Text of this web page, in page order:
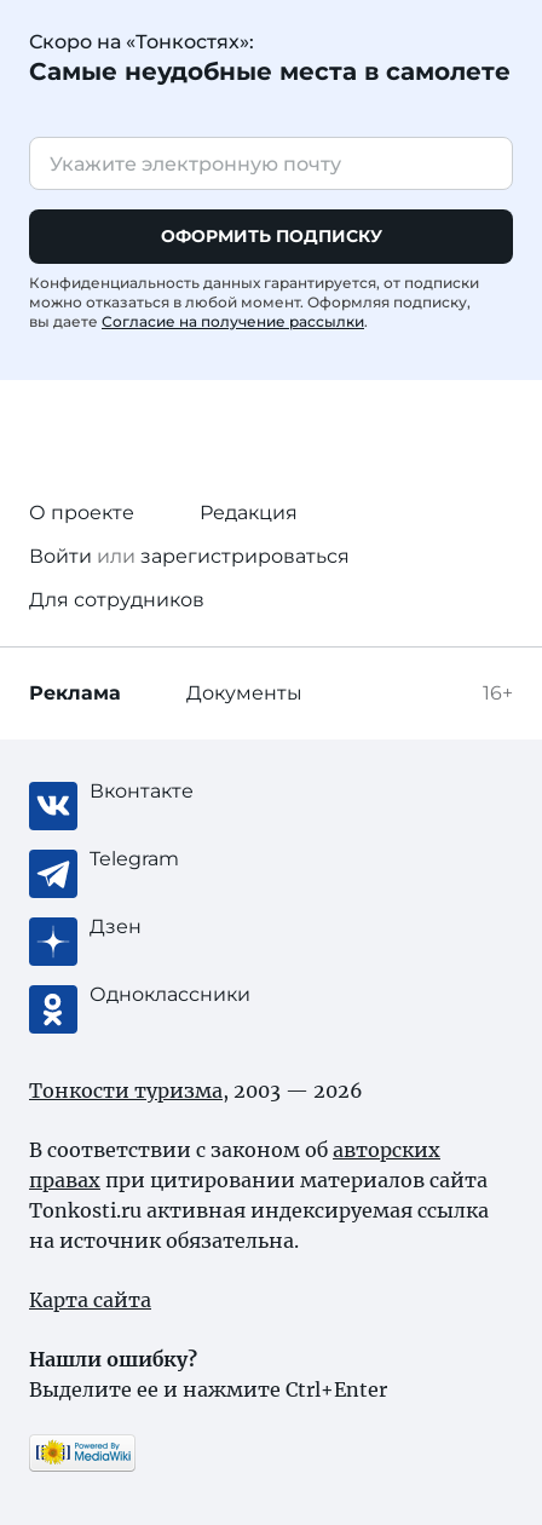
Скоро на «Тонкостях»:
Самые неудобные места в самолете
ОФОРМИТЬ ПОДПИСКУ
Конфиденциальность данных гарантируется, от подписки
можно отказаться в любой момент. Оформляя подписку,
вы даете Согласие на получение рассылки.
О проекте
Редакция
Войти или зарегистрироваться
Для сотрудников
16+
Реклама Документы
Вконтакте
Telegram
Дзен
Одноклассники
Тонкости туризма, 2003 — 2026
В соответствии с законом об авторских
правах при цитировании материалов сайта
Tonkosti.ru активная индексируемая ссылка
на источник обязательна.
Карта сайта
Нашли ошибку?
Выделите ее и нажмите Ctrl+Enter